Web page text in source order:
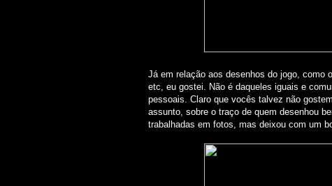
Já em relação aos desenhos do jogo, como
etc, eu gostei. Não é daqueles iguais e
pessoais. Claro que vocês talvez não
assunto, sobre o traço de quem desenhou
trabalhadas em fotos, mas deixou com um